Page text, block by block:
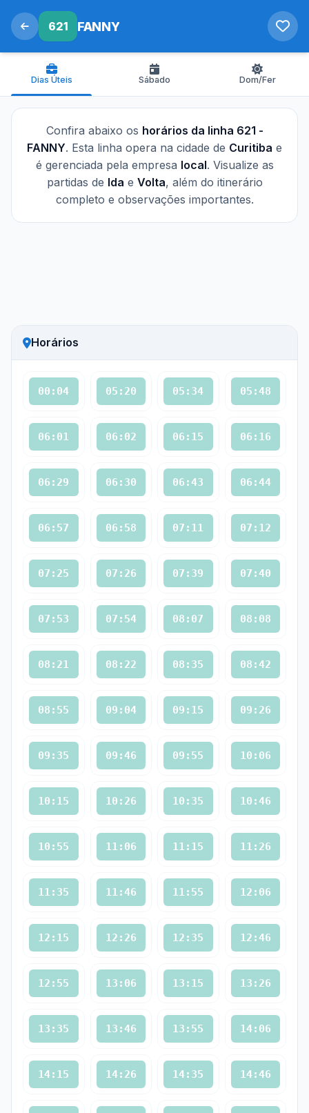
621 FANNY
Dias Úteis Sábado Dom/Fer
Confira abaixo os horários da linha 621 -
FANNY. Esta linha opera na cidade de Curitiba e
é gerenciada pela empresa local. Visualize as
partidas de Ida e Volta, além do itinerário
completo e observações importantes.
Horários
00:04 05:20 05:34 05:48
06:01 06:02 06:15 06:16
06:29 06:30 06:43 06:44
06:57 06:58 07:11 07:12
07:25 07:26 07:39 07:40
07:53 07:54 08:07 08:08
08:21 08:22 08:35 08:42
08:55 09:04 09:15 09:26
09:35 09:46 09:55 10:06
10:15 10:26 10:35 10:46
10:55 11:06 11:15 11:26
11:35 11:46 11:55 12:06
12:15 12:26 12:35 12:46
12:55 13:06 13:15 13:26
13:35 13:46 13:55 14:06
14:15 14:26 14:35 14:46